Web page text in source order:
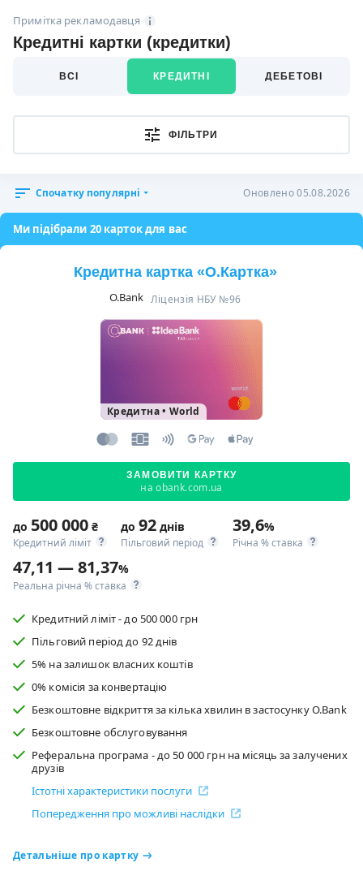
Примітка рекламодавця
Кредитні картки (кредитки)
ВСІ КРЕДИТНІ ДЕБЕТОВІ
ФІЛЬТРИ
Спочатку популярні Оновлено 05.08.2026
Ми підібрали 20 карток для вас
Кредитна картка «O.Картка»
O.Bank Ліцензія НБУ №96
Кредитна• World
ЗАМОВИТИ КАРТКУ
на obank.com.ua
до 500 000 ₴
Кредитний ліміт
до 92 днів
Пільговий період
39,6%
Річна % ставка
47,11 — 81,37%
Реальна річна % ставка
Кредитний ліміт - до 500 000 грн
Пільговий період до 92 днів
5% на залишок власних коштів
0% комісія за конвертацію
Безкоштовне відкриття за кілька хвилин в застосунку O.Bank
Безкоштовне обслуговування
Реферальна програма - до 50 000 грн на місяць за залучених
друзів
Істотні характеристики послуги
Попередження про можливі наслідки
Детальніше про картку